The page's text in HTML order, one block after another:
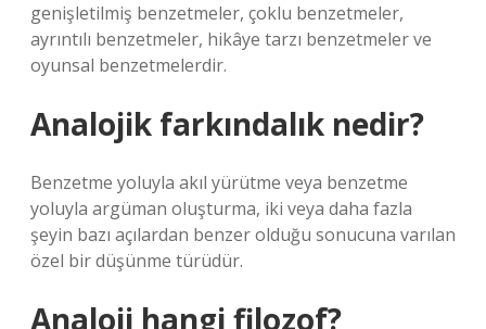
genişletilmiş benzetmeler, çoklu benzetmeler,
ayrıntılı benzetmeler, hikâye tarzı benzetmeler ve
oyunsal benzetmelerdir.
Analojik farkındalık nedir?
Benzetme yoluyla akıl yürütme veya benzetme
yoluyla argüman oluşturma, iki veya daha fazla
şeyin bazı açılardan benzer olduğu sonucuna varılan
özel bir düşünme türüdür.
Analoji hangi filozof?